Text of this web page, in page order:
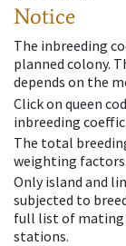
Notice
The inbreeding
planned colony.
depends on the
Click on queen
inbreeding
The total
weighting factors.
Only island and
subjected to
full list of mating
stations.